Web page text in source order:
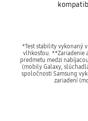
*Test stability vykonaný
vlhkosťou. **Zariadenie
predmetu medzi
(mobily Galaxy,
spoločnosti Samsung
zariadení